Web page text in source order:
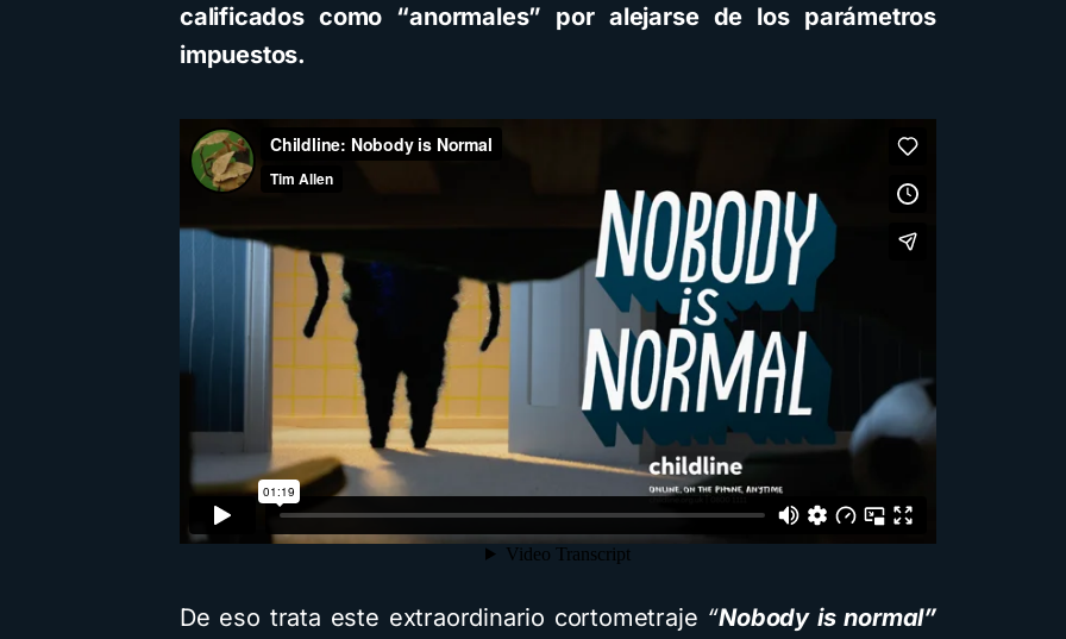
calificados como “anormales” por alejarse de los parámetros
impuestos.
De eso trata este extraordinario cortometraje “Nobody is normal”